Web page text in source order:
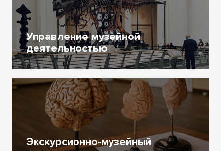
Управление музейной
деятельностью
Экскурсионно-музейный